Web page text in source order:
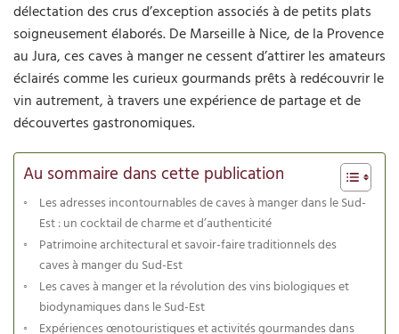
délectation des crus d’exception associés à de petits plats
soigneusement élaborés. De Marseille à Nice, de la Provence
au Jura, ces caves à manger ne cessent d’attirer les amateurs
éclairés comme les curieux gourmands prêts à redécouvrir le
vin autrement, à travers une expérience de partage et de
découvertes gastronomiques.
Au sommaire dans cette publication
Les adresses incontournables de caves à manger dans le Sud-
Est : un cocktail de charme et d’authenticité
Patrimoine architectural et savoir-faire traditionnels des
caves à manger du Sud-Est
Les caves à manger et la révolution des vins biologiques et
biodynamiques dans le Sud-Est
Expériences œnotouristiques et activités gourmandes dans